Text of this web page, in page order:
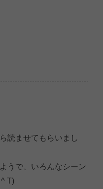
読ませてもらいまし
うで、いろんなシーン
T)